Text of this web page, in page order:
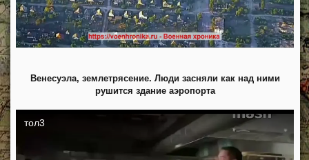
Венесуэла, землетрясение. Люди засняли как над ними
рушится здание аэропорта